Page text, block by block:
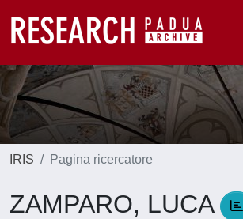
IRIS Pagina ricercatore
ZAMPARO, LUCA